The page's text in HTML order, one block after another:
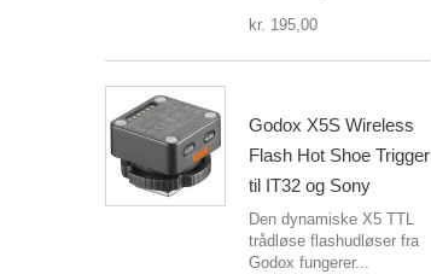
kr. 195,00
Godox X5S Wireless
Flash Hot Shoe Trigger
til IT32 og Sony
Den dynamiske X5 TTL
trådløse flashudløser fra
Godox fungerer...